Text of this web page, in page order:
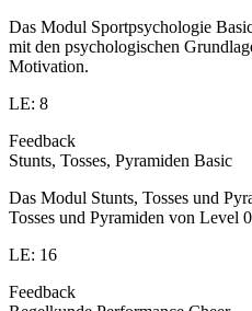
Das Modul Sportpsychologie
mit den psychologischen
Motivation.
LE: 8
Feedback
Stunts, Tosses, Pyramiden Basic
Das Modul Stunts, Tosses und
Tosses und Pyramiden von Level
LE: 16
Feedback